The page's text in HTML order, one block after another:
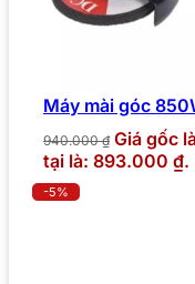
Máy mài góc
940.000₫ Giá gốc
tại là: 893.000 ₫.
-5%